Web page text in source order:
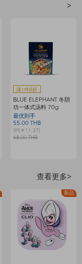
>
满2件5.5折
海蓝之谜修护精萃水
200毫升
最优到手
4235.00 THB
(约￥867.05)
7700.00 THB
查看更多>
新品